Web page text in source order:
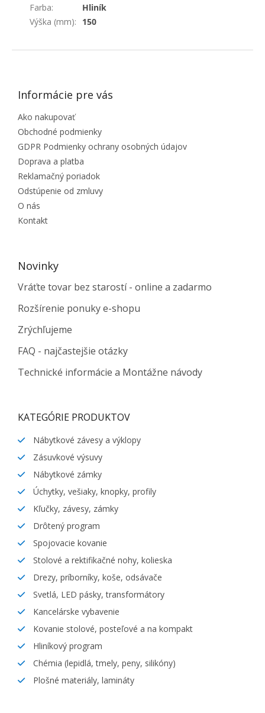
Farba:
Hliník
Výška (mm): 150
ZÁPÄTIE
Informácie pre vás
Ako nakupovať
Obchodné podmienky
GDPR Podmienky ochrany osobných údajov
Doprava a platba
Reklamačný poriadok
Odstúpenie od zmluvy
O nás
Kontakt
Novinky
Vráťte tovar bez starostí - online a zadarmo
Rozšírenie ponuky e-shopu
Zrýchľujeme
FAQ - najčastejšie otázky
Technické informácie a Montážne návody
KATEGÓRIE PRODUKTOV
Nábytkové závesy a výklopy
Zásuvkové výsuvy
Nábytkové zámky
Úchytky, vešiaky, knopky, profily
Kľučky, závesy, zámky
Drôtený program
Spojovacie kovanie
Stolové a rektifikačné nohy, kolieska
Drezy, príborníky, koše, odsávače
Svetlá, LED pásky, transformátory
Kancelárske vybavenie
Kovanie stolové, posteľové a na kompakt
Hliníkový program
Chémia (lepidlá, tmely, peny, silikóny)
Plošné materiály, lamináty